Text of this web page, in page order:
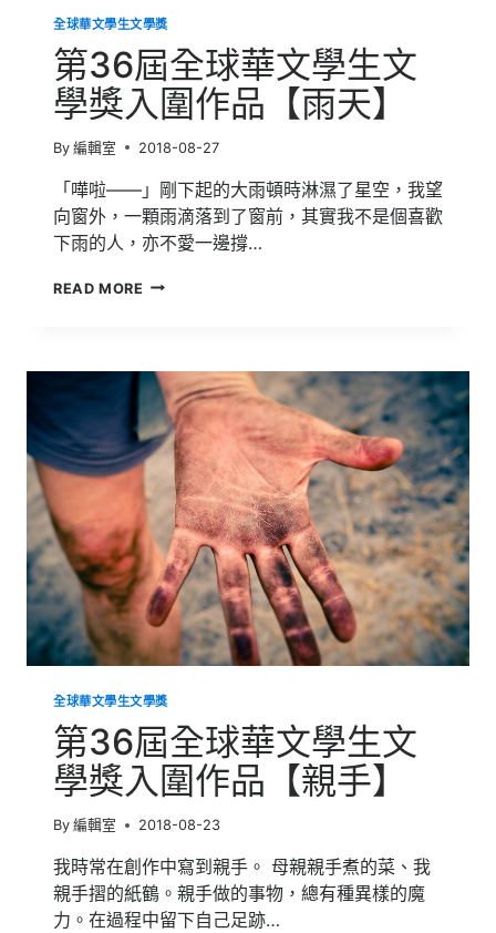
全球華文學生文學獎
第36屆全球華文學生文
學獎入圍作品【雨天】
By 編輯室 2018-08-27
「嘩啦——」剛下起的大雨頓時淋濕了星空，我望
向窗外，一顆雨滴落到了窗前，其實我不是個喜歡
下雨的人，亦不愛一邊撐…
READ MORE 第
華
文
學
生
學
作
品
【雨
天】
全球華文學生文學獎
第36屆全球華文學生文
學獎入圍作品【親手】
By 編輯室 2018-08-23
我時常在創作中寫到親手。 母親親手煮的菜、我
親手摺的紙鶴。親手做的事物，總有種異樣的魔
力。在過程中留下自己足跡…